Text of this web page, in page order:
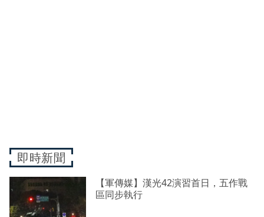
即時新聞
【軍傳媒】漢光42演習首日，五作戰
區同步執行